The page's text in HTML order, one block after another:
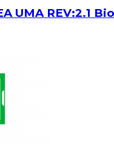
UMA REV:2.1